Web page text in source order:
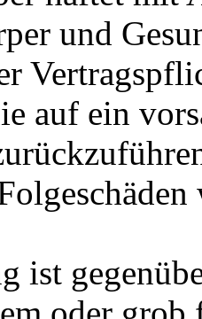
und
auf ein
ist